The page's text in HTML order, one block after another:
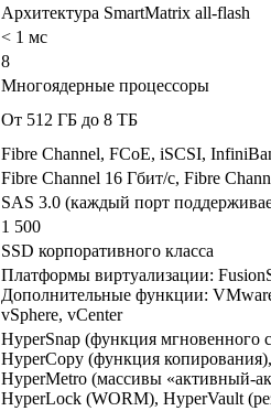
Архитектура SmartMatrix all-flash
< 1 мс
8
Многоядерные процессоры
От 512 ГБ до 8 ТБ
Fibre Channel, FCoE, iSCSI,
Fibre Channel 16 Гбит/с, Fibre
SAS 3.0 (каждый порт
1 500
SSD корпоративного класса
Платформы виртуализации:
Дополнительные функции:
vSphere, vCenter
HyperSnap (функция мгновенного
HyperCopy (функция
HyperMetro (массивы «активный-
HyperLock (WORM), HyperVault